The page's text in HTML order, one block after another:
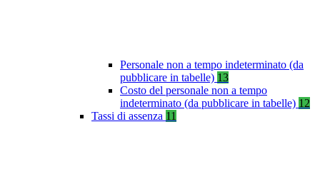
Personale non a tempo indeterminato (da
pubblicare in tabelle) 13
Costo del personale non a tempo
indeterminato (da pubblicare in tabelle) 12
Tassi di assenza 11